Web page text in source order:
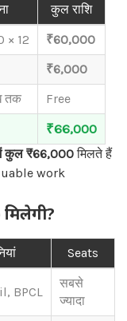
कुल राशि
× 12
₹60,000
₹6,000
तक
Free
₹66,000
कुल ₹66,000मिलते हैं
work
Seats
BPCL
सबसे
ज्यादा